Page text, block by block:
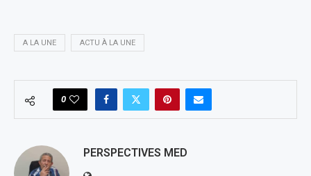
A LA UNE ACTU À LA UNE
0
PERSPECTIVES MED